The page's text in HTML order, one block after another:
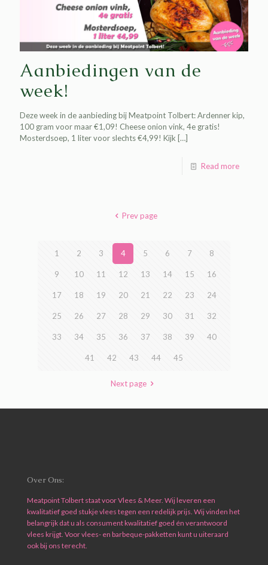
Aanbiedingen van de
week!
Deze week in de aanbieding bij Meatpoint Tolbert: Ardenner kip,
100 gram voor maar €1,09! Cheese onion vink, 4e gratis!
Mosterdsoep, 1 liter voor slechts €4,99! Kijk […]
Read more
Prev page
1 2 3 4 5 6 7 8
9 10 11 12 13 14 15 16
17 18 19 20 21 22 23 24
25 26 27 28 29 30 31 32
33 34 35 36 37 38 39 40
41 42 43 44 45
Next page
Over Ons:
Meatpoint Tolbert staat voor Vlees & Meer. Wij leveren een
kwalitatief goed stukje vlees tegen een redelijk prijs. Wij vinden het
belangrijk dat u als consument kwalitatief goed én verantwoord
vlees krijgt. Voor vlees- en barbeque-pakketten kunt u uiteraard
ook bij ons terecht.